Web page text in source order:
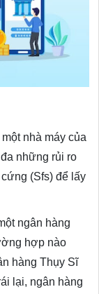
nhà máy của
những rủi ro
(Sfs) để lấy
ngân hàng
hợp nào
hàng Thụy Sĩ
lại, ngân hàng